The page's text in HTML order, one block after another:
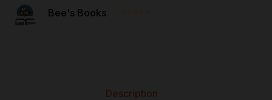
Bee's Books ⭐⭐⭐⭐⭐
Description